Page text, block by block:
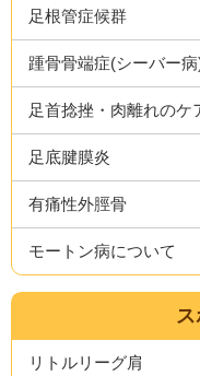
足根管症候群
踵骨骨端症(シーバー病
足首捻挫・肉離れのケ
足底腱膜炎
有痛性外脛骨
モートン病について
リトルリーグ肩